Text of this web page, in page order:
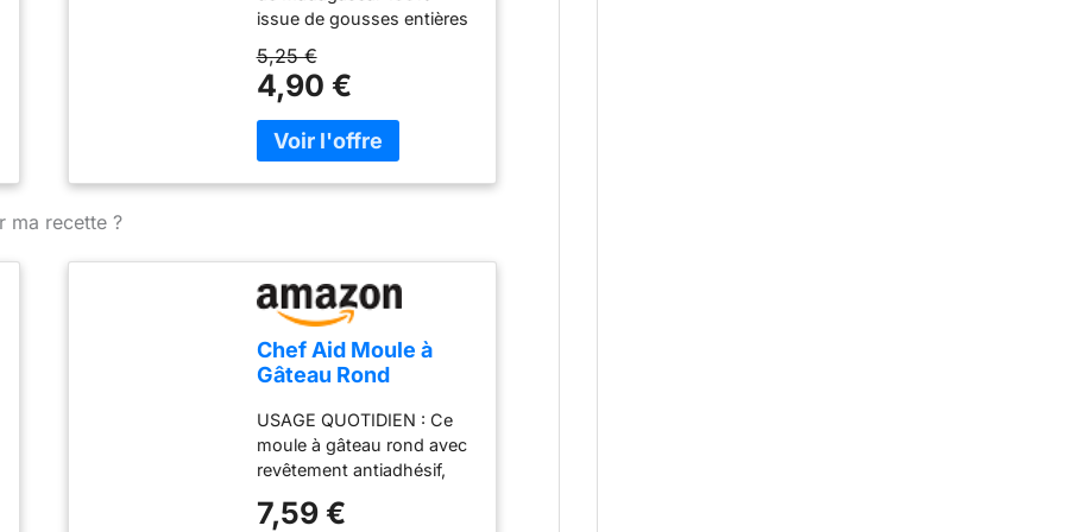
Entières Moulue
issue de gousses entières
Conditionnement sachet
zip 20 gr Net Origine :
Madagascar
5,25 €
4,90 €
ma recette ?
Chef Aid Moule à
Gâteau Rond
Antiadhésif avec
Base Démontable
pour Démoulage
Facile, Adapté au
Réfrigérateur et
USAGE QUOTIDIEN : Ce
moule à gâteau rond avec
revêtement antiadhésif,
pour la préparation de
7,59 €